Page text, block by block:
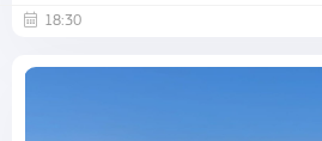
18:30